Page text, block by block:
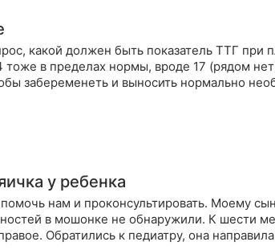
какой должен быть показатель ТТГ при
в пределах нормы, вроде 17 (рядом
забеременеть и выносить нормально
у ребенка
в мошонке не обнаружили. К шести
значительно меньше чем правое.